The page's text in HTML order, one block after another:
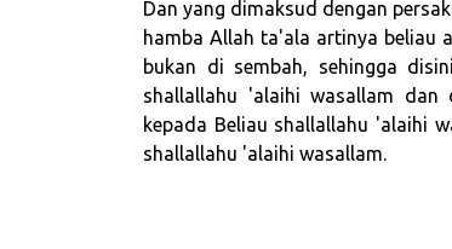
Dan yang dimaksud dengan
hamba Allah ta'ala artinya beliau
bukan di sembah, sehingga
shallallahu 'alaihi wasallam dan
kepada Beliau shallallahu 'alaihi
shallallahu 'alaihi wasallam.